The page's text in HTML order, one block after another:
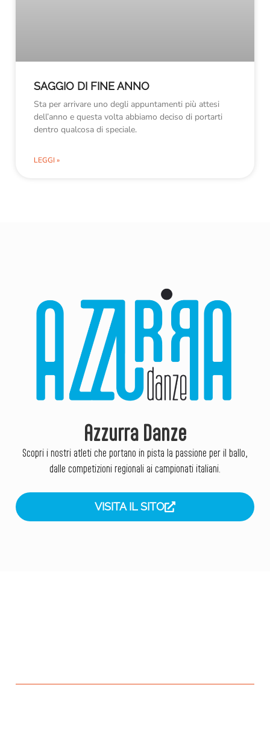
SAGGIO DI FINE ANNO
Sta per arrivare uno degli appuntamenti più attesi
dell’anno e questa volta abbiamo deciso di portarti
dentro qualcosa di speciale.
LEGGI »
Azzurra Danze
Scopri i nostri atleti che portano in pista la passione per il ballo,
dalle competizioni regionali ai campionati italiani.
VISITA IL SITO